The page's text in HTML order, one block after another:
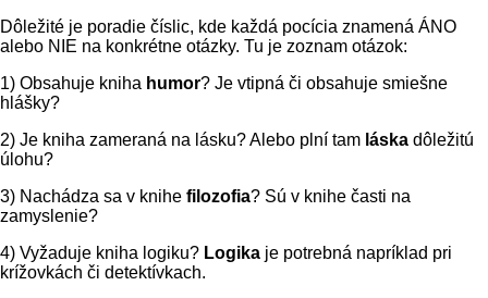
Dôležité je poradie číslic, kde každá pocícia znamená ÁNO
alebo NIE na konkrétne otázky. Tu je zoznam otázok:
1) Obsahuje kniha humor? Je vtipná či obsahuje smiešne
hlášky?
2) Je kniha zameraná na lásku? Alebo plní tam láska dôležitú
úlohu?
3) Nachádza sa v knihe filozofia? Sú v knihe časti na
zamyslenie?
4) Vyžaduje kniha logiku? Logika je potrebná napríklad pri
krížovkách či detektívkach.